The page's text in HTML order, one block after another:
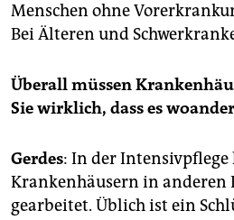
Menschen ohne
Bei Älteren und
Überall müssen
Sie wirklich, dass es
Gerdes: In der
Krankenhäusern in anderen
gearbeitet. Üblich ist ein